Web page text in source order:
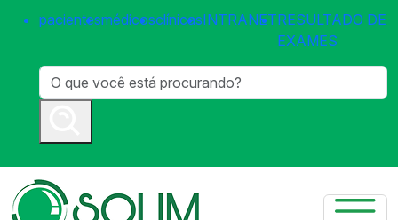
pacientesmédicosclínicasINTRANETRESULTADO DE
EXAMES